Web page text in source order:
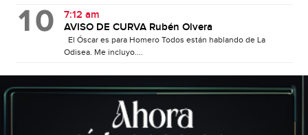
7:12 am
AVISO DE CURVA Rubén Olvera
El Óscar es para Homero Todos están hablando de La
Odisea. Me incluyo....